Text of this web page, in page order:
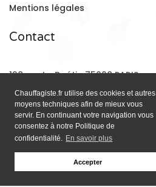
Chauffagiste.fr utilise des cookies et autres
moyens techniques afin de mieux vous
servir. En continuant votre navigation vous
consentez à notre Politique de
confidentialité. En savoir plus
Accepter
Mentions légales
Contact
128 rue La Boétie 75008 PARIS
Email: contact@chauffagiste.fr